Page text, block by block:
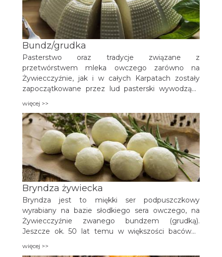
Bundz/grudka
Pasterstwo oraz tradycje związane z
przetwórstwem mleka owczego zarówno na
Żywiecczyźnie, jak i w całych Karpatach zostały
zapoczątkowane przez lud pasterski wywodzący
ten lud, wędrowali wzdłuż Karpat od wschodu na
północny zachód.
więcej >>
Bryndza żywiecka
Bryndza jest to miękki ser podpuszczkowy
wyrabiany na bazie słodkiego sera owczego, na
Żywiecczyźnie zwanego bundzem (grudką).
Jeszcze ok. 50 lat temu w większości bacówek
sposób z tzw. klagu: Jest to treść żołądka
więcej >>